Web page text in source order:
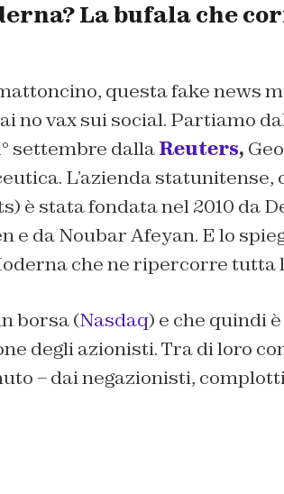
La bufala che
questa fake news
no vax sui social. Partiamo
settembre dallaReuters,
L’azienda statunitense,
è stata fondata nel 2010 da
e da Noubar Afeyan. E lo
che ne ripercorre tutta
borsa (Nasdaq) e che quindi
degli azionisti. Tra di loro
– dai negazionisti,